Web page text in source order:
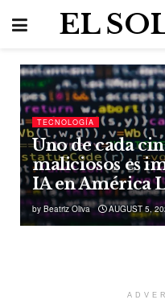
EL
TECNOLOGÍA
Uno de cada
maliciosos es
IA en América
by Beatriz Oliva AUGUST 5,